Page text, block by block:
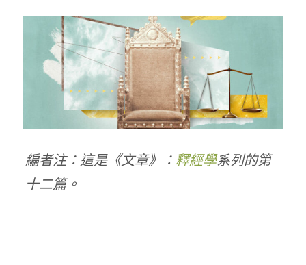
編者注：這是《文章》： 釋經學系列的第
十二篇。